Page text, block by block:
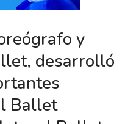
y
desarrolló
Ballet